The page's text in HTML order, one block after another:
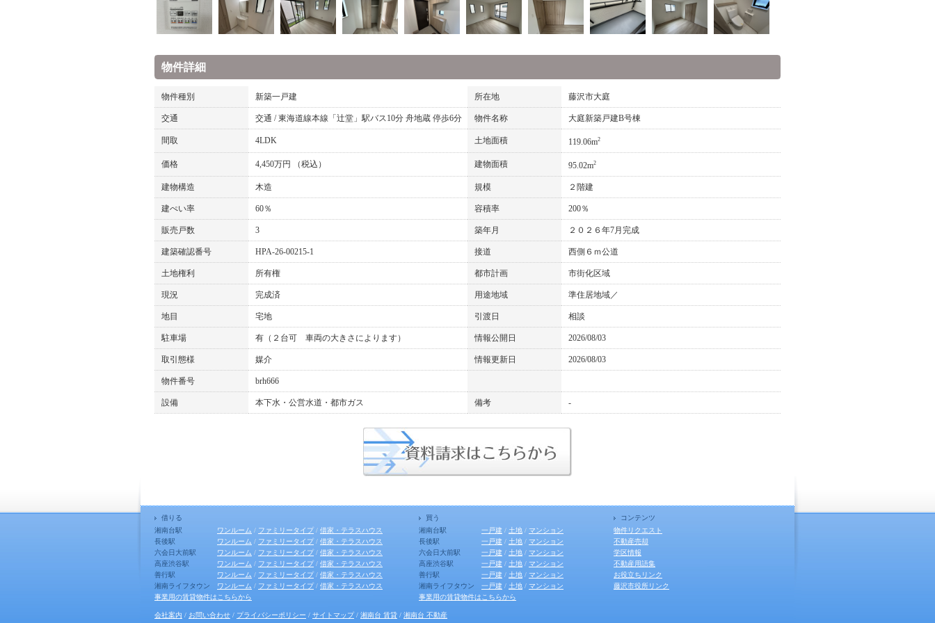
物件詳細
物件種別 新築一戸建 所在地 藤沢市大庭
交通 交通 / 東海道線本線「辻堂」駅バス10分 舟地蔵 停歩6分 物件名称 大庭新築戸建B号棟
間取 4LDK 土地面積 119.06m2
価格 4,450万円 （税込） 建物面積 95.02m2
建物構造 木造 規模 ２階建
建ぺい率 60％ 容積率 200％
販売戸数 3 築年月 ２０２６年7月完成
建築確認番号 HPA-26-00215-1 接道 西側６ｍ公道
土地権利 所有権 都市計画 市街化区域
現況 完成済 用途地域 準住居地域／
地目 宅地 引渡日 相談
駐車場 有（２台可 車両の大きさによります） 情報公開日 2026/08/03
取引態様 媒介 情報更新日 2026/08/03
物件番号 brh666
設備 本下水・公営水道・都市ガス 備考 -
借りる
湘南台駅
ワンルーム / ファミリータイプ/ 借家・テラスハウス
長後駅
ワンルーム / ファミリータイプ/ 借家・テラスハウス
六会日大前駅
ワンルーム / ファミリータイプ/ 借家・テラスハウス
高座渋谷駅
ワンルーム / ファミリータイプ/ 借家・テラスハウス
善行駅
ワンルーム / ファミリータイプ/ 借家・テラスハウス
湘南ライフタウン
ワンルーム / ファミリータイプ/ 借家・テラスハウス
事業用の賃貸物件はこちらから
買う
湘南台駅
一戸建 / 土地 / マンション
長後駅
一戸建 / 土地 / マンション
六会日大前駅
一戸建 / 土地 / マンション
高座渋谷駅
一戸建 / 土地 / マンション
善行駅
一戸建 / 土地 / マンション
湘南ライフタウン
一戸建 / 土地 / マンション
事業用の賃貸物件はこちらから
コンテンツ
物件リクエスト
不動産売却
学区情報
不動産用語集
お役立ちリンク
藤沢市役所リンク
会社案内 / お問い合わせ / プライバシーポリシー / サイトマップ/ 湘南台 賃貸 / 湘南台 不動産